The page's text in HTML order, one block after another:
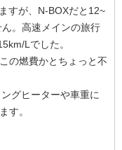
すが、N-BOXだと12~
。高速メインの旅行
Lでした。
の燃費かとちょっと不
グヒーターや車重に
す。